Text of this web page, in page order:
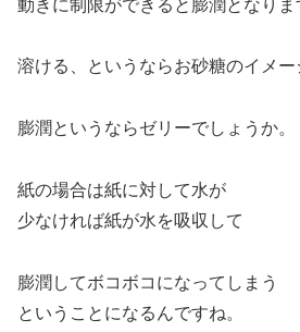
動きに制限ができると膨潤となりま
溶ける、というならお砂糖のイメー
膨潤というならゼリーでしょうか。
紙の場合は紙に対して水が
少なければ紙が水を吸収して
膨潤してボコボコになってしまう
ということになるんですね。